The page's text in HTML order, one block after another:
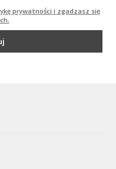
prywatności i zgadzasz się